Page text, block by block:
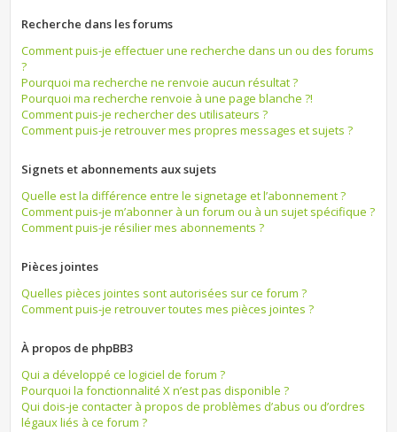
Recherche dans les forums
Comment puis-je effectuer une recherche dans un ou des forums
?
Pourquoi ma recherche ne renvoie aucun résultat ?
Pourquoi ma recherche renvoie à une page blanche ?!
Comment puis-je rechercher des utilisateurs ?
Comment puis-je retrouver mes propres messages et sujets ?
Signets et abonnements aux sujets
Quelle est la différence entre le signetage et l’abonnement ?
Comment puis-je m’abonner à un forum ou à un sujet spécifique ?
Comment puis-je résilier mes abonnements ?
Pièces jointes
Quelles pièces jointes sont autorisées sur ce forum ?
Comment puis-je retrouver toutes mes pièces jointes ?
À propos de phpBB3
Qui a développé ce logiciel de forum ?
Pourquoi la fonctionnalité X n’est pas disponible ?
Qui dois-je contacter à propos de problèmes d’abus ou d’ordres
légaux liés à ce forum ?